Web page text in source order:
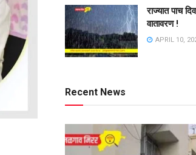
राज्यात पाच
वातावरण !
APRIL 10,
Recent News